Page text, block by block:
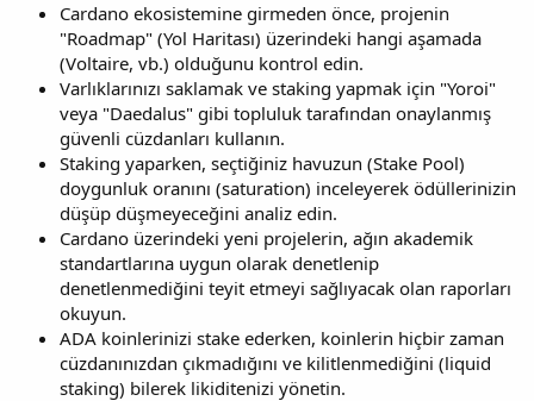
Cardano ekosistemine girmeden önce, projenin
"Roadmap" (Yol Haritası) üzerindeki hangi aşamada
(Voltaire, vb.) olduğunu kontrol edin.
Varlıklarınızı saklamak ve staking yapmak için "Yoroi"
veya "Daedalus" gibi topluluk tarafından onaylanmış
güvenli cüzdanları kullanın.
Staking yaparken, seçtiğiniz havuzun (Stake Pool)
doygunluk oranını (saturation) inceleyerek ödüllerinizin
düşüp düşmeyeceğini analiz edin.
Cardano üzerindeki yeni projelerin, ağın akademik
standartlarına uygun olarak denetlenip
denetlenmediğini teyit etmeyi sağlıyacak olan raporları
okuyun.
ADA koinlerinizi stake ederken, koinlerin hiçbir zaman
cüzdanınızdan çıkmadığını ve kilitlenmediğini (liquid
staking) bilerek likiditenizi yönetin.